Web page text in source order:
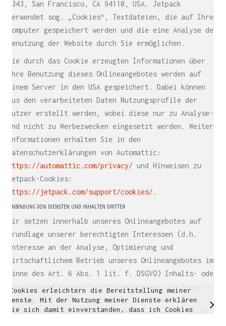
#343, San Francisco, CA 94110, USA. Jetpack
verwendet sog. „Cookies“, Textdateien, die auf Ihrem
Computer gespeichert werden und die eine Analyse der
Benutzung der Website durch Sie ermöglichen.
Die durch das Cookie erzeugten Informationen über
Ihre Benutzung dieses Onlineangebotes werden auf
einem Server in den USA gespeichert. Dabei können
aus den verarbeiteten Daten Nutzungsprofile der
Nutzer erstellt werden, wobei diese nur zu Analyse-
und nicht zu Werbezwecken eingesetzt werden. Weitere
Informationen erhalten Sie in den
Datenschutzerklärungen von Automattic:
https://automattic.com/privacy/ und Hinweisen zu
Jetpack-Cookies:
https://jetpack.com/support/cookies/ .
EINBINDUNG VON DIENSTEN UND INHALTEN DRITTER
Wir setzen innerhalb unseres Onlineangebotes auf
Grundlage unserer berechtigten Interessen (d.h.
Interesse an der Analyse, Optimierung und
wirtschaftlichem Betrieb unseres Onlineangebotes im
Sinne des Art. 6 Abs. 1 lit. f. DSGVO) Inhalts- oder
Serviceangebote von Drittanbietern ein, um deren
Inhalte und Services, wie z.B. Videos oder
Schriftarten einzubinden (nachfolgend einheitlich
M H Y N
Manuel Hernandez y Nothdurft (Dipl. Des.)
Multidisziplinäre Designlösungen.
Person|Kontakt|Fotoblog
mhyn@mhyn.de
© Copyright 2018. All Rights Reserved.
Impressum & Datenschutz
Cookies erleichtern die Bereitstellung meiner
Dienste. Mit der Nutzung meiner Dienste erklären
Sie sich damit einverstanden, dass ich Cookies